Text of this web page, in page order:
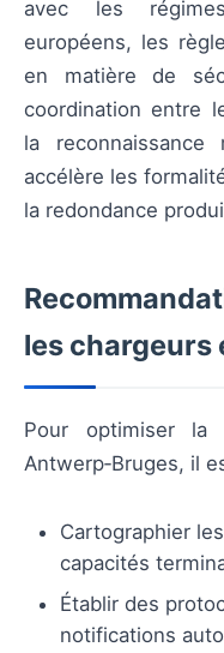
avec les
européens, les
en matière de
coordination entre
la
accélère les
la redondance
les
Pour optimiser la
Antwerp‑Bruges, il
Cartographier
capacités
Établir des
notifications